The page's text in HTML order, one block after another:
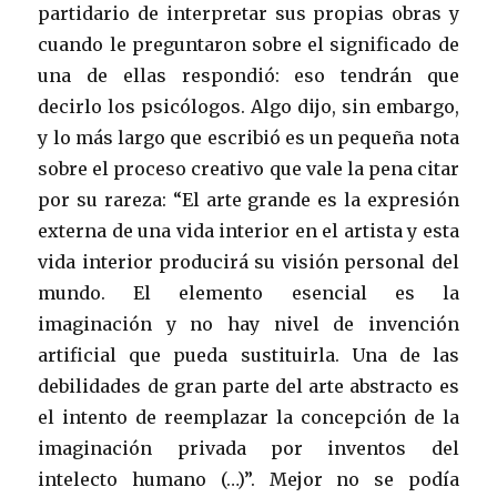
partidario de interpretar sus propias obras y
cuando le preguntaron sobre el significado de
una de ellas respondió: eso tendrán que
decirlo los psicólogos. Algo dijo, sin embargo,
y lo más largo que escribió es un pequeña nota
sobre el proceso creativo que vale la pena citar
por su rareza: “El arte grande es la expresión
externa de una vida interior en el artista y esta
vida interior producirá su visión personal del
mundo. El elemento esencial es la
imaginación y no hay nivel de invención
artificial que pueda sustituirla. Una de las
debilidades de gran parte del arte abstracto es
el intento de reemplazar la concepción de la
imaginación privada por inventos del
intelecto humano (…)”. Mejor no se podía